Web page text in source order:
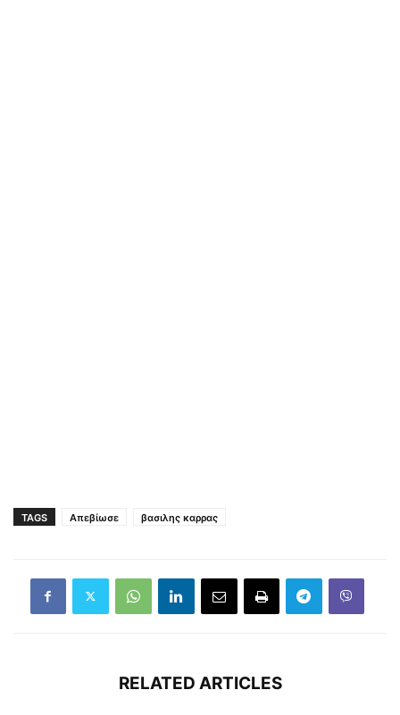
TAGS Απεβίωσε βασιλης καρρας
RELATED ARTICLES